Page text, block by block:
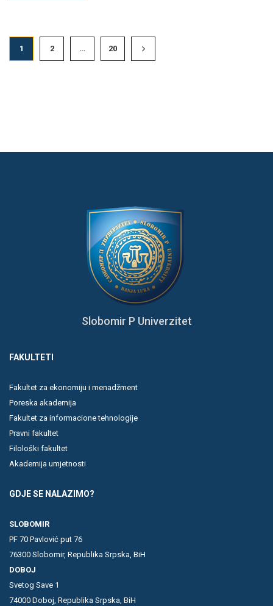
1 2 … 20
Slobomir P Univerzitet
FAKULTETI
Fakultet za ekonomiju i menadžment
Poreska akademija
Fakultet za informacione tehnologije
Pravni fakultet
Filološki fakultet
Akademija umjetnosti
GDJE SE NALAZIMO?
SLOBOMIR
PF 70 Pavlović put 76
76300 Slobomir, Republika Srpska, BiH
DOBOJ
Svetog Save 1
74000 Doboj, Republika Srpska, BiH